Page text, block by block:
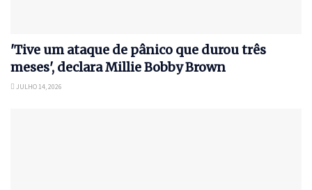
'Tive um ataque de pânico que durou três
meses', declara Millie Bobby Brown
JULHO 14, 2026